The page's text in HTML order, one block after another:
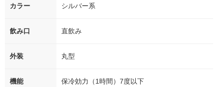
カラー シルバー系
飲み口 直飲み
外装 丸型
機能 保冷効力（1時間）7度以下